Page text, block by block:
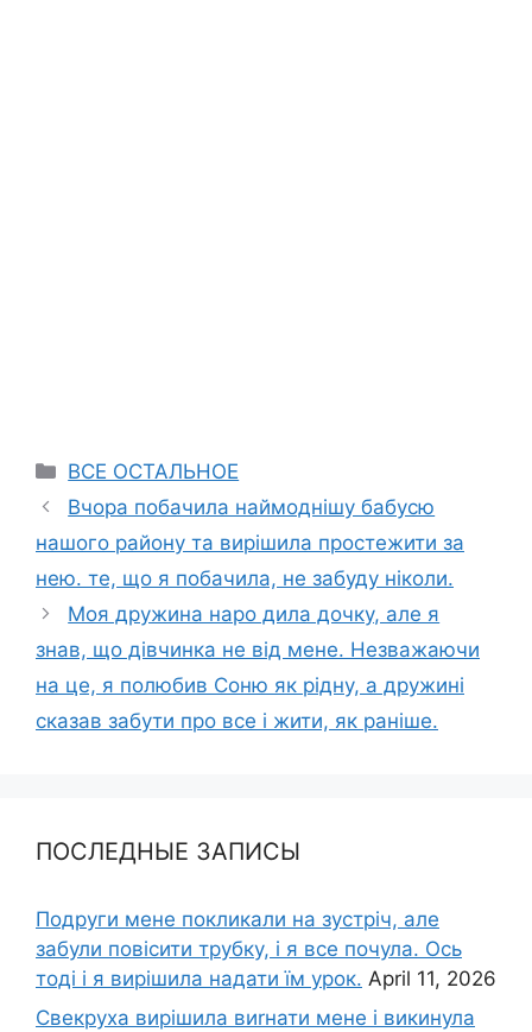
Categories
ВСЕ ОСТАЛЬНОЕ
Вчора побачила наймоднішу бабусю
нашого району та вирішила простежити за
нею. те, що я побачила, не забуду ніколи.
Моя дружина наро дила дочку, але я
знав, що дівчинка не від мене. Незважаючи
на це, я полюбив Соню як рідну, а дружині
сказав забути про все і жити, як раніше.
ПОСЛЕДНЫЕ ЗАПИСЫ
Подруги мене покликали на зустріч, але
забули повісити трубку, і я все почула. Ось
тоді і я вирішила надати їм урок. April 11, 2026
Свекруха вирішила виrнати мене і викинула